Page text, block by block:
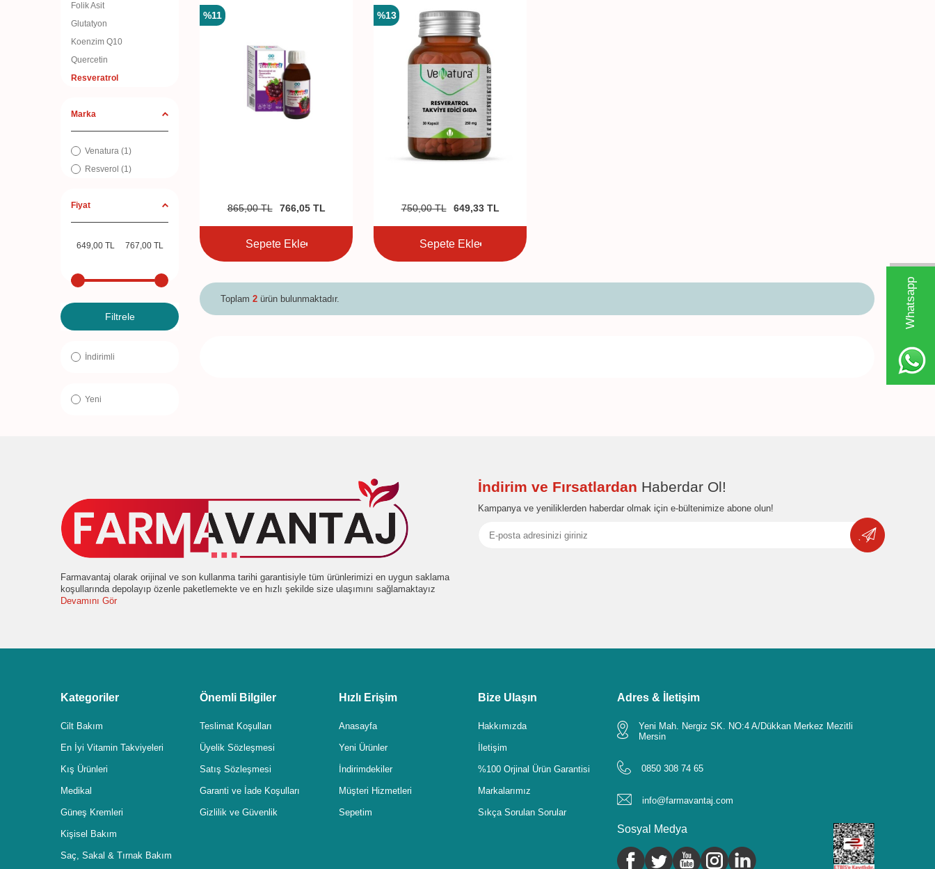
W
h
t
s
a
p
p
D
e
s
e
H
a
t
t
Folik Asit
Glutatyon
Koenzim Q10
Quercetin
Resveratrol
Marka
Venatura (1)
Resverol (1)
Fiyat
Filtrele
İndirimli
Yeni
%11
865,00TL 766,05TL
Sepete Ekle
%13
750,00TL 649,33TL
Sepete Ekle
Toplam 2 ürün bulunmaktadır.
Farmavantaj olarak orijinal ve son kullanma tarihi garantisiyle tüm ürünlerimizi en uygun saklama
koşullarında depolayıp özenle paketlemekte ve en hızlı şekilde size ulaşımını sağlamaktayız
Devamını Gör
İndirim ve Fırsatlardan Haberdar Ol!
Kampanya ve yeniliklerden haberdar olmak için e-bültenimize abone olun!
Kategoriler
Cilt Bakım
En İyi Vitamin Takviyeleri
Kış Ürünleri
Medikal
Güneş Kremleri
Kişisel Bakım
Saç, Sakal & Tırnak Bakım
Önemli Bilgiler
Teslimat Koşulları
Üyelik Sözleşmesi
Satış Sözleşmesi
Garanti ve İade Koşulları
Gizlilik ve Güvenlik
Hızlı Erişim
Anasayfa
Yeni Ürünler
İndirimdekiler
Müşteri Hizmetleri
Sepetim
Bize Ulaşın
Hakkımızda
İletişim
%100 Orjinal Ürün Garantisi
Markalarımız
Sıkça Sorulan Sorular
Adres & İletişim
Yeni Mah. Nergiz SK. NO:4 A/Dükkan Merkez Mezitli
Mersin
0850 308 74 65
info@farmavantaj.com
Sosyal Medya